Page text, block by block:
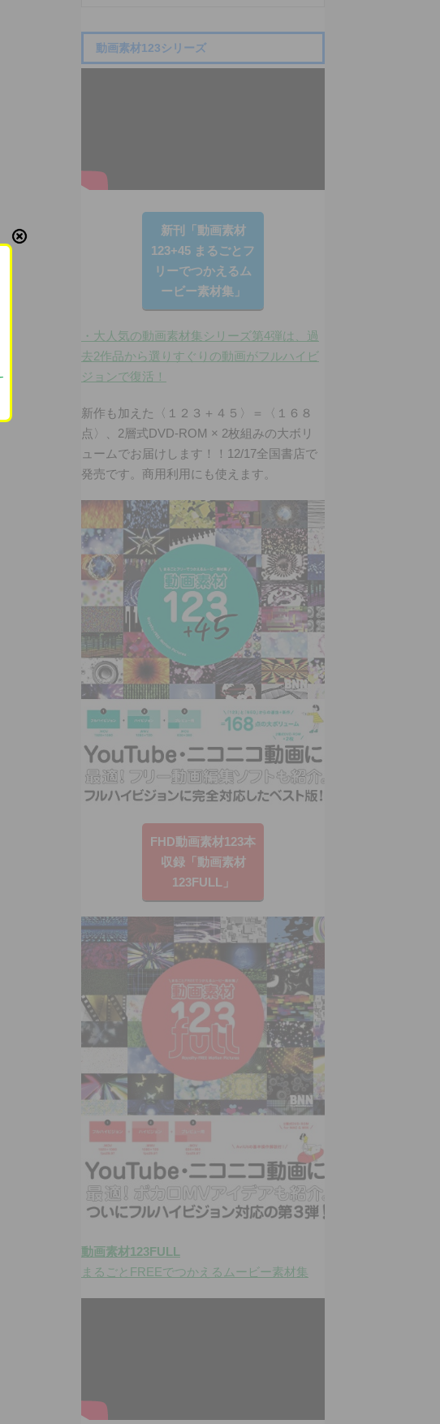
動画素材123シリーズ
新刊「動画素材
123+45 まるごとフ
リーでつかえるム
ービー素材集」
・大人気の動画素材集シリーズ第4弾は、過
去2作品から選りすぐりの動画がフルハイビ
ジョンで復活！
新作も加えた〈１２３＋４５〉＝〈１６８
点〉、2層式DVD-ROM × 2枚組みの大ボリ
ュームでお届けします！！12/17全国書店で
発売です。商用利用にも使えます。
FHD動画素材123本
収録「動画素材
123FULL」
動画素材123FULL
まるごとFREEでつかえるムービー素材集